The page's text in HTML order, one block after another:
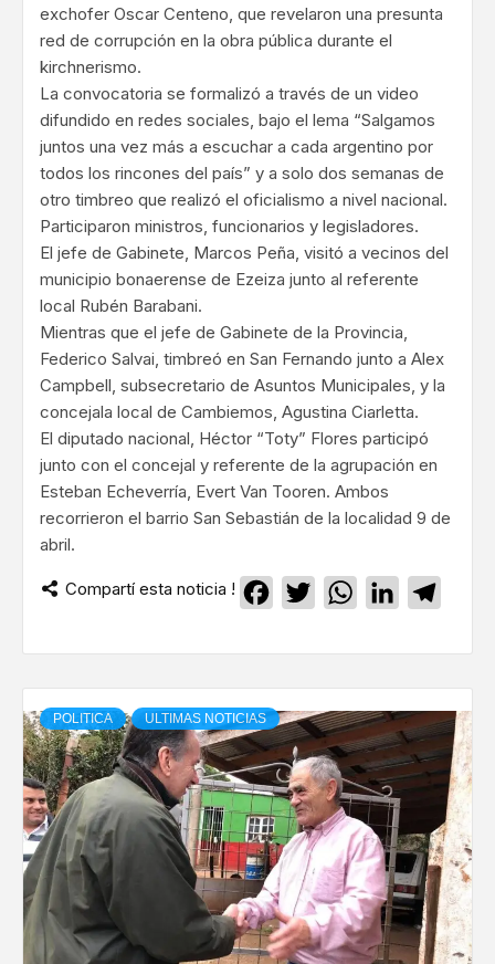
exchofer Oscar Centeno, que revelaron una presunta
red de corrupción en la obra pública durante el
kirchnerismo.
La convocatoria se formalizó a través de un video
difundido en redes sociales, bajo el lema “Salgamos
juntos una vez más a escuchar a cada argentino por
todos los rincones del país” y a solo dos semanas de
otro timbreo que realizó el oficialismo a nivel nacional.
Participaron ministros, funcionarios y legisladores.
El jefe de Gabinete, Marcos Peña, visitó a vecinos del
municipio bonaerense de Ezeiza junto al referente
local Rubén Barabani.
Mientras que el jefe de Gabinete de la Provincia,
Federico Salvai, timbreó en San Fernando junto a Alex
Campbell, subsecretario de Asuntos Municipales, y la
concejala local de Cambiemos, Agustina Ciarletta.
El diputado nacional, Héctor “Toty” Flores participó
junto con el concejal y referente de la agrupación en
Esteban Echeverría, Evert Van Tooren. Ambos
recorrieron el barrio San Sebastián de la localidad 9 de
abril.
Compartí esta noticia ! Facebook
TwitterWhatsApp
LinkedIn
POLITICA ULTIMAS NOTICIAS